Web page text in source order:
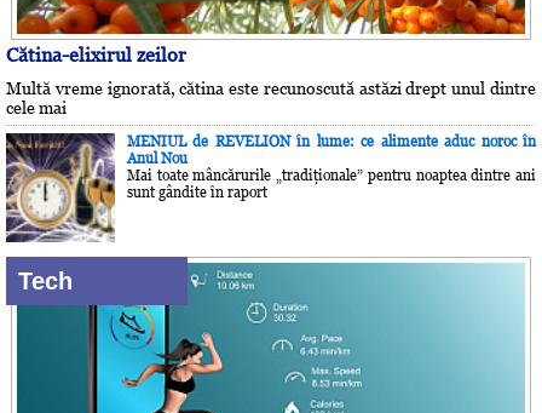
Cătina-elixirul zeilor
Multă vreme ignorată, cătina este recunoscută astăzi drept unul dintre
cele mai
MENIUL de REVELION în lume: ce alimente aduc noroc în
Anul Nou
Mai toate mâncărurile „tradiţionale” pentru noaptea dintre ani
sunt gândite în raport
Tech